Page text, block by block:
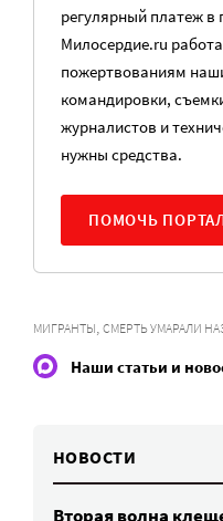
регулярный платеж в
Милосердие.ru
пожертвованиям
командировки,
журналистов и
нужны средства.
ПОМОЧЬ
МИГРАНТЫ, СМЕРТЬ УМАРАЛИ
Наши статьи и
НОВОСТИ
Вторая волна